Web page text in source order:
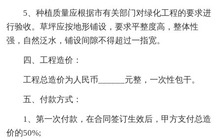
5、种植质量应根据市有关部门对绿化工程的要求进
行验收。草坪应按地形铺设，要求平整度高，整体性
强，自然泛水，铺设间隙不得超过一指宽。
四、工程造价：
工程总造价为人民币______元整，一次性包干。
五、付款方式：
1、第一次付款，在合同签订生效后，甲方支付总造
价的50%;